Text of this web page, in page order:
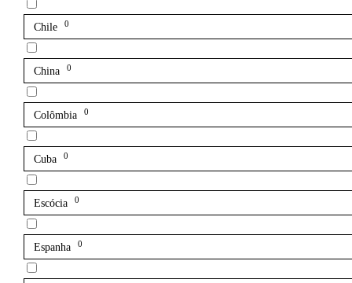
Chile 0
China 0
Colômbia 0
Cuba 0
Escócia 0
Espanha 0